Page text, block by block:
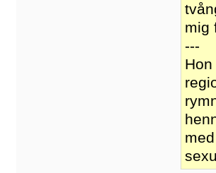
mig
---